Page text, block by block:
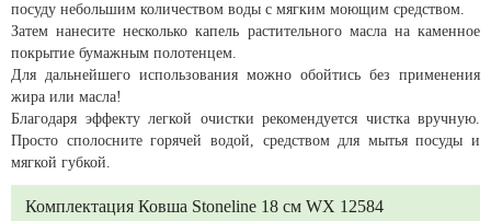
посуду небольшим количеством воды с мягким моющим средством.
Затем нанесите несколько капель растительного масла на каменное
покрытие бумажным полотенцем.
Для дальнейшего использования можно обойтись без применения
жира или масла!
Благодаря эффекту легкой очистки рекомендуется чистка вручную.
Просто сполосните горячей водой, средством для мытья посуды и
мягкой губкой.
Комплектация Ковша Stoneline 18 см WX 12584